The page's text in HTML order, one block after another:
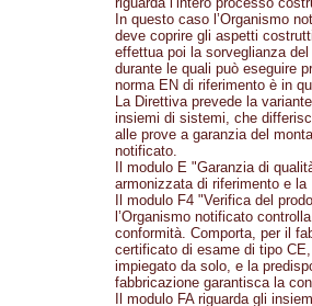
In questo caso l’Organismo
deve coprire gli aspetti
effettua poi la sorveglianza
durante le quali può eseguire
norma EN di riferimento è in
La Direttiva prevede la
insiemi di sistemi, che
alle prove a garanzia del
notificato.
Il modulo E "Garanzia di
armonizzata di riferimento e la
Il modulo F4 "Verifica del
l’Organismo notificato
conformità. Comporta, per il
certificato di esame di tipo
impiegato da solo, e la
fabbricazione garantisca la
Il modulo FA riguarda gli